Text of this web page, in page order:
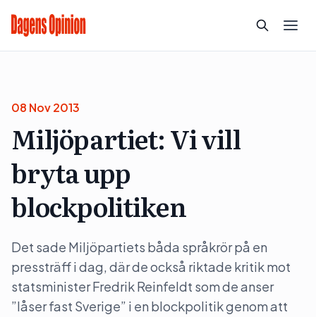
08 Nov 2013
Miljöpartiet: Vi vill
bryta upp
blockpolitiken
Det sade Miljöpartiets båda språkrör på en
pressträff i dag, där de också riktade kritik mot
statsminister Fredrik Reinfeldt som de anser
”låser fast Sverige” i en blockpolitik genom att